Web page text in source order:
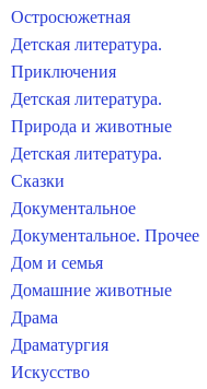
Остросюжетная
Детская литература.
Приключения
Детская литература.
Природа и животные
Детская литература.
Сказки
Документальное
Документальное. Прочее
Дом и семья
Домашние животные
Драма
Драматургия
Искусство